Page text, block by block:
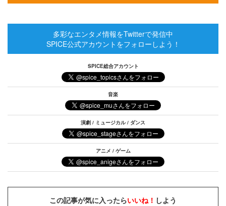
多彩なエンタメ情報をTwitterで発信中
SPICE公式アカウントをフォローしよう！
SPICE総合アカウント
音楽
演劇 / ミュージカル / ダンス
アニメ / ゲーム
この記事が気に入ったらいいね！ しよう